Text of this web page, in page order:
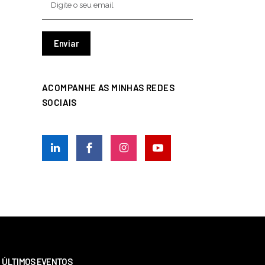
ACOMPANHE AS MINHAS REDES
SOCIAIS
ÚLTIMOS EVENTOS